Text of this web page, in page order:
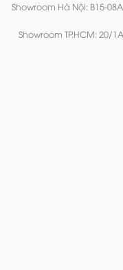
Showroom Hà Nội: B15-
Showroom TP.HCM: 20/